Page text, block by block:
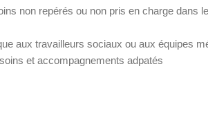
non repérés ou non pris en charge dans
aux travailleurs sociaux ou aux équipes
et accompagnements adpatés